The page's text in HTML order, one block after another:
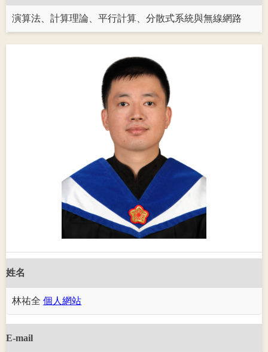
演算法、計算理論、平行計算、分散式系統與無線網路
姓名
林祐全個人網站
E-mail